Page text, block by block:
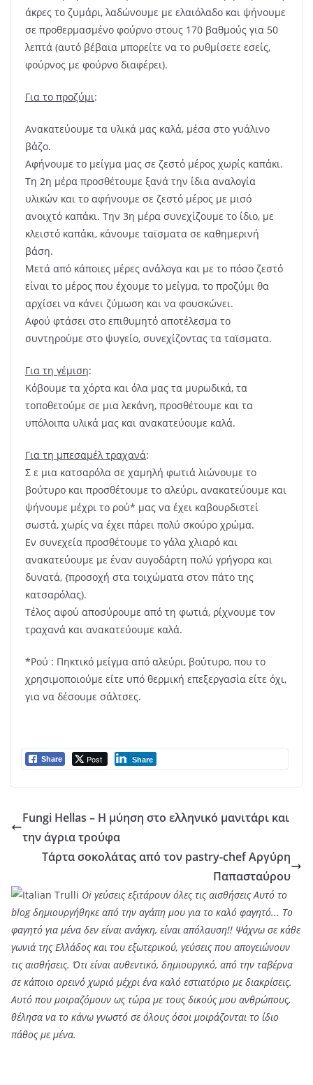
άκρες το ζυμάρι, λαδώνουμε με ελαιόλαδο και ψήνουμε
σε προθερμασμένο φούρνο στους 170 βαθμούς για 50
λεπτά (αυτό βέβαια μπορείτε να το ρυθμίσετε εσείς,
φούρνος με φούρνο διαφέρει).
Για το προζύμι:
Ανακατεύουμε τα υλικά μας καλά, μέσα στο γυάλινο
βάζο.
Αφήνουμε το μείγμα μας σε ζεστό μέρος χωρίς καπάκι.
Τη 2η μέρα προσθέτουμε ξανά την ίδια αναλογία
υλικών και το αφήνουμε σε ζεστό μέρος με μισό
ανοιχτό καπάκι. Την 3η μέρα συνεχίζουμε το ίδιο, με
κλειστό καπάκι, κάνουμε ταϊσματα σε καθημερινή
βάση.
Μετά από κάποιες μέρες ανάλογα και με το πόσο ζεστό
είναι το μέρος που έχουμε το μείγμα, το προζύμι θα
αρχίσει να κάνει ζύμωση και να φουσκώνει.
Αφού φτάσει στο επιθυμητό αποτέλεσμα το
συντηρούμε στο ψυγείο, συνεχίζοντας τα ταϊσματα.
Για τη γέμιση:
Κόβουμε τα χόρτα και όλα μας τα μυρωδικά, τα
τοποθετούμε σε μια λεκάνη, προσθέτουμε και τα
υπόλοιπα υλικά μας και ανακατεύουμε καλά.
Για τη μπεσαμέλ τραχανά:
Σ ε μια κατσαρόλα σε χαμηλή φωτιά λιώνουμε το
βούτυρο και προσθέτουμε το αλεύρι, ανακατεύουμε και
ψήνουμε μέχρι το ρού* μας να έχει καβουρδιστεί
σωστά, χωρίς να έχει πάρει πολύ σκούρο χρώμα.
Εν συνεχεία προσθέτουμε το γάλα χλιαρό και
ανακατεύουμε με έναν αυγοδάρτη πολύ γρήγορα και
δυνατά, {προσοχή στα τοιχώματα στον πάτο της
κατσαρόλας).
Τέλος αφού αποσύρουμε από τη φωτιά, ρίχνουμε τον
τραχανά και ανακατεύουμε καλά.
*Ρού : Πηκτικό μείγμα από αλεύρι, βούτυρο, που το
χρησιμοποιούμε είτε υπό θερμική επεξεργασία είτε όχι,
για να δέσουμε σάλτσες.
Share Post Share
Fungi Hellas – Η μύηση στο ελληνικό μανιτάρι και
την άγρια τρούφα
Τάρτα σοκολάτας από τον pastry-chef Αργύρη
Παπασταύρου
Oi γεύσεις εξιτάρουν όλες τις αισθήσεις Αυτό το
blog δημιουργήθηκε από την αγάπη μου για το καλό φαγητό... Tο
φαγητό για μένα δεν είναι ανάγκη, είναι απόλαυση!! Ψάχνω σε κάθε
γωνιά της Ελλάδος και του εξωτερικού, γεύσεις που απογειώνουν
τις αισθήσεις. Ότι είναι αυθεντικό, δημιουργικό, από την ταβέρνα
σε κάποιο ορεινό χωριό μέχρι ένα καλό εστιατόριο με διακρίσεις.
Αυτό που μοιραζόμουν ως τώρα με τους δικούς μου ανθρώπους,
θέλησα να το κάνω γνωστό σε όλους όσοι μοιράζονται το ίδιο
πάθος με μένα.